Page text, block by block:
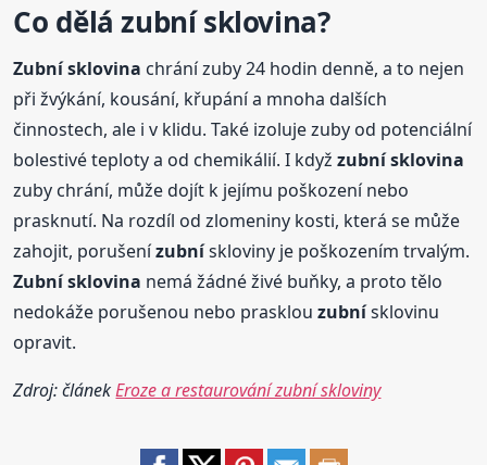
Co dělázubní sklovina?
Zubnísklovina chrání zuby 24 hodin denně, a to nejen
při žvýkání, kousání, křupání a mnoha dalších
činnostech, ale i v klidu. Také izoluje zuby od potenciální
bolestivé teploty a od chemikálií. I kdyžzubnísklovina
zuby chrání, může dojít k jejímu poškození nebo
prasknutí. Na rozdíl od zlomeniny kosti, která se může
zahojit, porušenízubnískloviny je poškozením trvalým.
Zubnísklovina nemá žádné živé buňky, a proto tělo
nedokáže porušenou nebo prasklouzubnísklovinu
opravit.
Zdroj: článekEroze a restaurování zubní skloviny